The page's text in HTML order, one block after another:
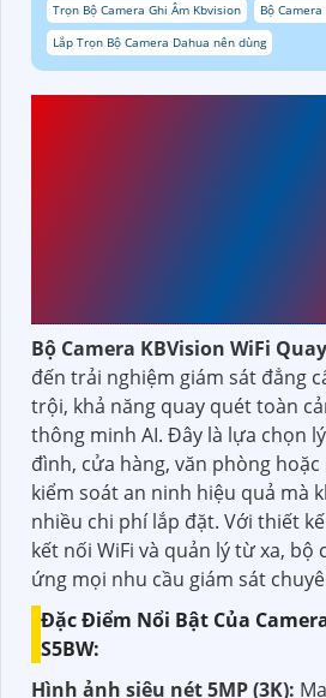
Trọn Bộ Camera Ghi Âm Kbvision
Bộ
Lắp Trọn Bộ Camera Dahua nên dùng
Bộ Camera KBVision WiFi
đến trải nghiệm giám sát đẳng
trội, khả năng quay quét toàn
thông minh AI. Đây là lựa chọn
đình, cửa hàng, văn phòng
kiểm soát an ninh hiệu quả mà
nhiều chi phí lắp đặt. Với thiết
kết nối WiFi và quản lý từ xa, bộ
ứng mọi nhu cầu giám sát
Đặc Điểm Nổi Bật Của
S5BW:
Hình ảnh siêu nét 5MP (3K):